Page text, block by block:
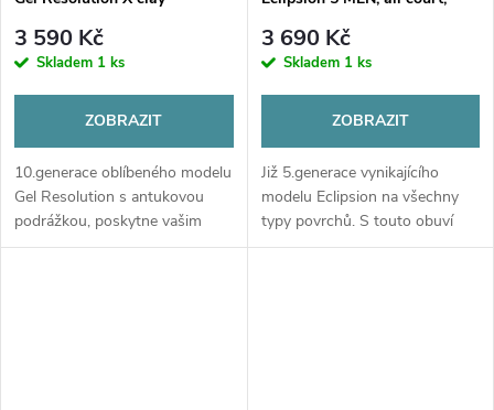
3 590 Kč
Skladem 1 ks
ZOBRAZIT
10.generace oblíbeného modelu
Gel Resolution s antukovou
podrážkou, poskytne vašim
nohám maximum stability a
3 690 Kč
Skladem 1 ks
ZOBRAZIT
Již 5.generace vynikajícího
modelu Eclipsion na všechny
typy povrchů. S touto obuví
hrají i profesionální hráči na